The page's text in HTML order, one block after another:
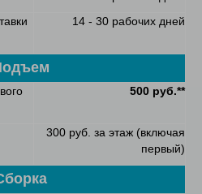
14 - 30 рабочих дней
500 руб.**
300 руб. за этаж (включая
первый)